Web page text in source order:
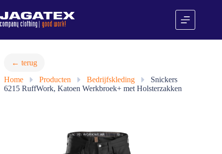
naar
de
inhoud
← terug
Home
» Producten » Bedrijfskleding »
Snickers
6215 RuffWork, Katoen Werkbroek+ met Holsterzakken